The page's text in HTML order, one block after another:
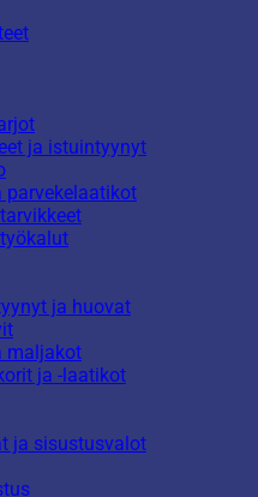
ja istuintyynyt
parvekelaatikot
ja huovat
maljakot
ja -laatikot
ja sisustusvalot